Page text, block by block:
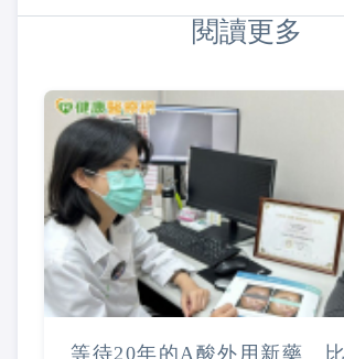
閱讀更多
等待20年的A酸外用新藥 比